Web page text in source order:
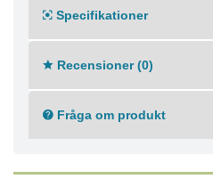
Specifikationer
Recensioner (0)
Fråga om produkt